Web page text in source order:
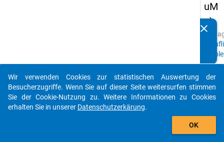
uM
a)
von
Details
clear
auto_stories
add_shopping_cart
Wir verwenden Cookies zur statistischen Auswertung der
Besucherzugriffe. Wenn Sie auf dieser Seite weitersurfen stimmen
Sie der Cookie-Nutzung zu. Weitere Informationen zu Cookies
erhalten Sie in unserer Datenschutzerkärung.
OK